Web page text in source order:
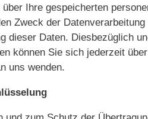
Ihre gespeicherten
Zweck der
dieser Daten. Diesbezüglich
können Sie sich jederzeit
uns wenden.